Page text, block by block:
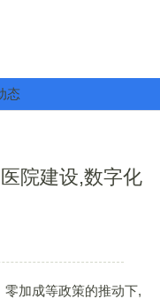
态
院建设,数字化
加成等政策的推动下,